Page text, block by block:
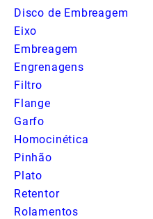
Disco de Embreagem
Eixo
Embreagem
Engrenagens
Filtro
Flange
Garfo
Homocinética
Pinhão
Plato
Retentor
Rolamentos